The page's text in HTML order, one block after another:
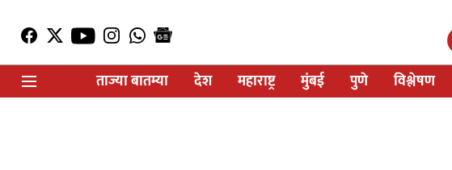
ताज्या बातम्या
देश महाराष्ट्र मुंबई पुणे विश्लेषण